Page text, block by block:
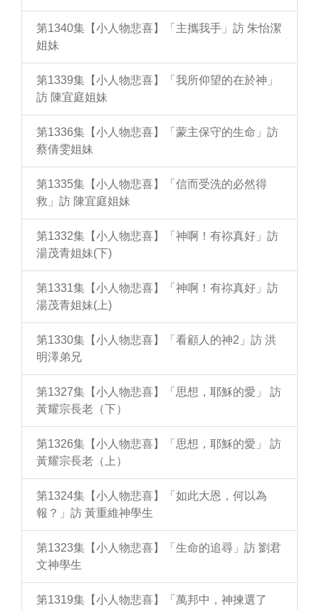
第1340集【小人物悲喜】「主攜我手」訪 朱怡潔
姐妹
第1339集【小人物悲喜】「我所仰望的在於神」
訪 陳宜庭姐妹
第1336集【小人物悲喜】「蒙主保守的生命」訪
蔡倩雯姐妹
第1335集【小人物悲喜】「信而受洗的必然得
救」訪 陳宜庭姐妹
第1332集【小人物悲喜】「神啊！有祢真好」訪
湯茂青姐妹(下)
第1331集【小人物悲喜】「神啊！有祢真好」訪
湯茂青姐妹(上)
第1330集【小人物悲喜】「看顧人的神2」訪 洪
明澤弟兄
第1327集【小人物悲喜】「思想，耶穌的愛」 訪
黃耀宗長老（下）
第1326集【小人物悲喜】「思想，耶穌的愛」 訪
黃耀宗長老（上）
第1324集【小人物悲喜】「如此大恩，何以為
報？」訪 黃重維神學生
第1323集【小人物悲喜】「生命的追尋」訪 劉君
文神學生
第1319集【小人物悲喜】「萬邦中，神揀選了